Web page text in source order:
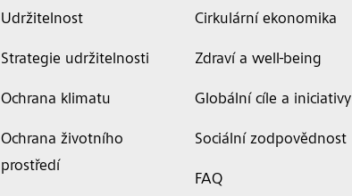
Udržitelnost
Strategie udržitelnosti
Ochrana klimatu
Ochrana životního
prostředí
Cirkulární ekonomika
Zdraví a well-being
Globální cíle a iniciativy
Sociální zodpovědnost
FAQ